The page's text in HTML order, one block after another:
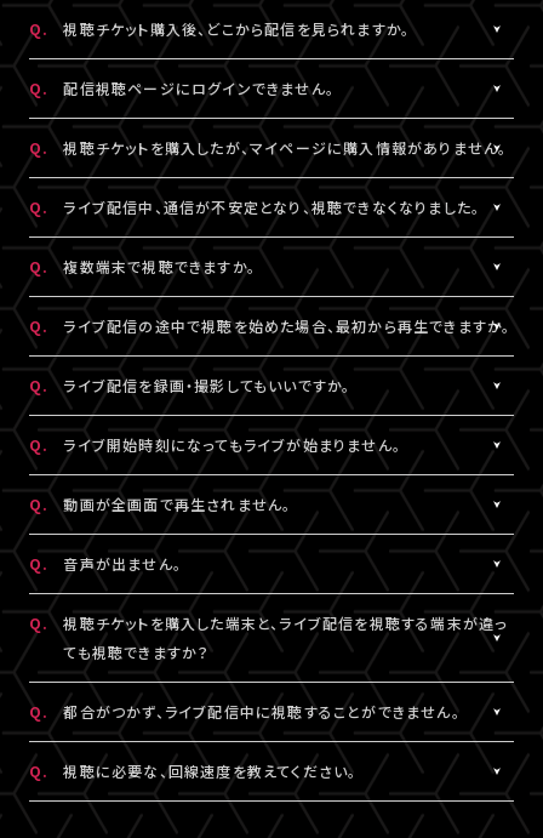
その他、A!-IDに関する詳細はこちらにてご確認ください。
えます。
▼以下もあわせてご確認ください。
1.ご登録のA!-ID（メールアドレス）とは別のメールアドレスをご利
用になっていませんか？
2.推奨環境からお試しいただいていますか？
ご利用の環境が推奨環境でない場合、正常にページ遷移ができな
い可能性がございます。推奨環境はこちら
よりご確認ください。
スマートフォン、タブレットをご利用の場合、LINEやメール等のアプ
リ内ブラウジングではなく、指定のブラウザ（iPhone・iPadの場合
は「Safari」、Androidの場合は「Chrome」）で当サービスをご利
用ください。
3.全て半角英数で入力できていますか？
必ず半角数字でご入力ください。全角入力ではログインできませ
4.スペースが入っていませんか？
入力の際、前後にスペースが入っていないかご確認ください。不要
なスペースを入れると認証されませんので、ご注意ください。
5.キーボードのNum Lock（ナムロック）が押されていませんか？
ノートパソコンをご利用の方は、Num Lockキーが外れた状態で行
ってください。
Q. 視聴チケット購入後、どこから配信を見られますか。
A.
LIVESHIPにてチケットを購入の場合、配信視聴ページにログイン
のうえ、ご視聴いただけます。
配信視聴ページは、各公演のチケット販売ページ、「マイページ」
内「チケット購入情報」よりアクセスいただけます。
※「決済完了のお知らせ」メールでもご案内しております。
※アーカイブ配信がある場合、同じページからご視聴いただけま
す。
※コンビニ決済にてお申込みをされている場合、お支払い（ご入
金）完了後にご視聴いただけます。
Q. 配信視聴ページにログインできません。
A.
配信視聴ページにログインいただくには視聴チケットをご購入さ
れたA!-ID（メールアドレス）と、ご自身で設定したパスワードをご入
力ください。
※パスワードをお忘れの場合は、 こちらよりパスワード再設定を行
えます。
▼以下もあわせてご確認ください。
1.ご登録のA!-ID（メールアドレス）とは別のメールアドレスをご利
用になっていませんか？
2.推奨環境からお試しいただいていますか？
ご利用の環境が推奨環境でない場合、正常にページ遷移ができな
い可能性がございます。推奨環境はこちらよりご確認ください。
スマートフォン、タブレットをご利用の場合、LINEやメール等のアプ
リ内ブラウジングではなく、指定のブラウザ（iPhone・iPadの場合
は「Safari」、Androidの場合は「Chrome」）で当サービスをご利
用ください。
3.全て半角英数で入力できていますか？
必ず半角数字でご入力ください。全角入力ではログインできませ
ん。
4.スペースが入っていませんか？
入力の際、前後にスペースが入っていないかご確認ください。不要
なスペースを入れると認証されませんので、ご注意ください。
Q. 視聴チケットを購入したが、マイページに購入情報がありません。
A.
視聴チケットをご購入されたA!-ID（メールアドレス）と、異なるA!-
ID（メールアドレス）でログインされている可能性がございます。
画面右上からログアウトしていただき、@以降が異なるなど、ご利
用されているメールアドレスをご確認のうえ、改めてログインをお
試しください。
※「決済完了のお知らせ」メールをお受取りいただいているA!-
ID（メールアドレス）にてログインしてください。
Q. ライブ配信中、通信が不安定となり、視聴できなくなりました。
A.
本配信の視聴には高速・大容量のデータ通信が必要となります。
有線接続、もしくはWi-Fiのご利用を推奨いたします。お客様の視聴
環境に伴う閲覧の不具合に関しては、当サービスは一切の責任を
負いかねます。
Q. 複数端末で視聴できますか。
A.
チケット1枚につき1端末まで視聴可能となっております。
複数端末でのログインが検知された場合には、一方の端末がログ
アウトされます。
Q. ライブ配信の途中で視聴を始めた場合、最初から再生できますか。
A.
ライブ配信の途中からご利用の場合は、視聴開始された時点から
の再生となります。
Q. ライブ配信を録画・撮影してもいいですか。
A.
原則、カメラ・スマートフォンなどによる画面録画・撮影・録音は禁
止いたします。
ただし各配信で別途案内があった場合はこれに限りません。
録画・撮影・録音を許可する案内のない配信でSNSや動画サイトな
どへの無断転載・共有を行った場合、法的責任に問われる場合が
ございます。
Q. ライブ開始時刻になってもライブが始まりません。
A.
リロード（再読み込み）をお試しいただき、視聴ページを更新してく
ださい。
※リロード（再読み込み）方法はご利用端末により異なります。
Q. 動画が全画面で再生されません。
A.
視聴画面の右下にある四角いボタンを押すと、全画面での表示に
切り替わります。 全画面での視聴中に同じボタンを押すと、元の画
面サイズに戻ります。
Q. 音声が出ません。
A.
視聴ページの動画配信プレイヤーがミュート（消音）になっていな
いかをご確認ください。
また、ご利用の端末がマナーモードになっていないか、音量設定が
小さくなっていないかをご確認ください。
Q.
視聴チケットを購入した端末と、ライブ配信を視聴する端末が違っ
ても視聴できますか？
A.
視聴チケットをご購入いただいた際と同じA!-ID（メールアドレス）・
パスワードでログインいただければ、端末が違ってもご視聴いただ
けます。
ライブ配信を視聴する端末が推奨環境であることをご確認のうえ、
事前にサンプル動画の映像と音声が正常に再生できることをご確
Q. 都合がつかず、ライブ配信中に視聴することができません。
A.
アーカイブ配信がある場合は、視聴チケットをお持ちの方に限りご
視聴いただけます。
公演によってはアーカイブ配信のみの視聴でも視聴チケットのご
Q. 視聴に必要な、回線速度を教えてください。
LIVESHIPの配信をより良い画質でご覧いただくには、インターネ